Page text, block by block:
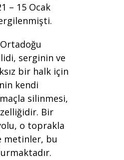
– 15 Ocak
serginin ve
bir halk için
kendi
silinmesi,
Bir
o toprakla
metinler, bu